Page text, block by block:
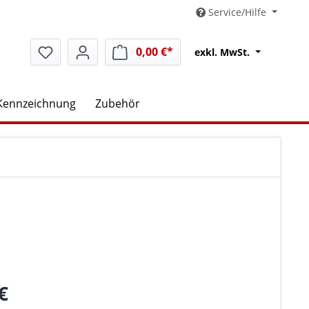
Service/Hilfe
0,00 €*Warenkorb enthält 0
exkl. MwSt.
Zubehör